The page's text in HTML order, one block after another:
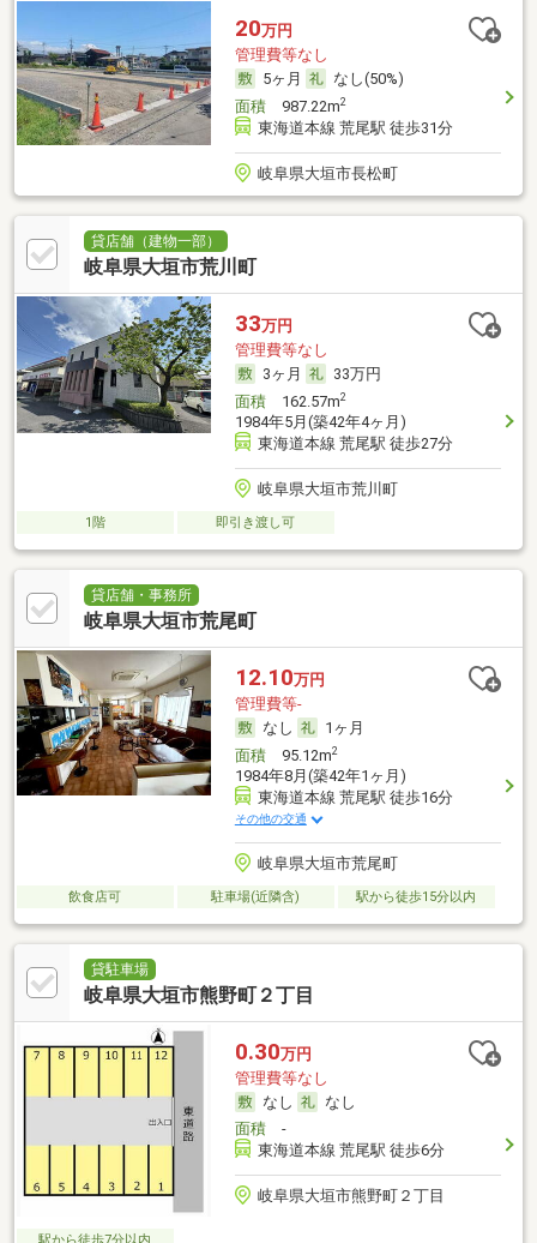
20万円
管理費等なし
5ヶ月
なし(50%)
面積987.22m2
東海道本線 荒尾駅 徒歩31分
岐阜県大垣市長松町
貸店舗（建物一部）
岐阜県大垣市荒川町
33万円
管理費等なし
3ヶ月
33万円
面積162.57m2
1984年5月(築42年4ヶ月)
東海道本線 荒尾駅 徒歩27分
岐阜県大垣市荒川町
1階 即引き渡し可
貸店舗・事務所
岐阜県大垣市荒尾町
12.10万円
管理費等-
なし
1ヶ月
面積95.12m2
1984年8月(築42年1ヶ月)
東海道本線 荒尾駅 徒歩16分
その他の交通
岐阜県大垣市荒尾町
飲食店可 駐車場(近隣含) 駅から徒歩15分以内
貸駐車場
岐阜県大垣市熊野町２丁目
0.30万円
管理費等なし
なし
なし
面積-
東海道本線 荒尾駅 徒歩6分
岐阜県大垣市熊野町２丁目